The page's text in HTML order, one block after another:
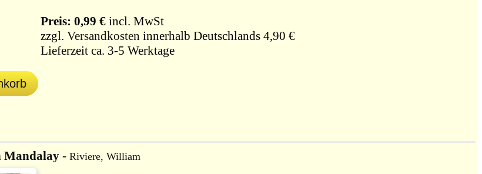
Preis: 0,99 € incl. MwSt
zzgl. Versandkosten innerhalb Deutschlands 4,90 €
Lieferzeit ca. 3-5 Werktage
Mandalay - Riviere, William